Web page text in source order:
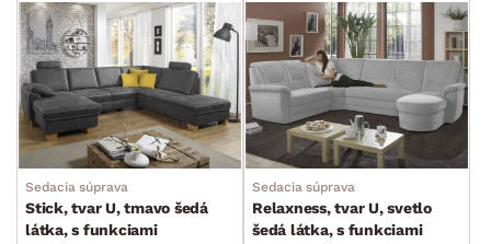
Sedacia súprava
Stick, tvar U, tmavo šedá
látka, s funkciami
Sedacia súprava
Relaxness, tvar U, svetlo
šedá látka, s funkciami